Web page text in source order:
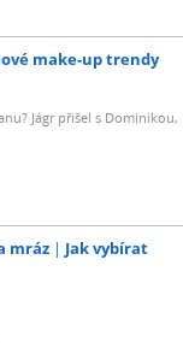
make-up trendy
Jágr přišel s Dominikou,
mráz
Jak vybírat